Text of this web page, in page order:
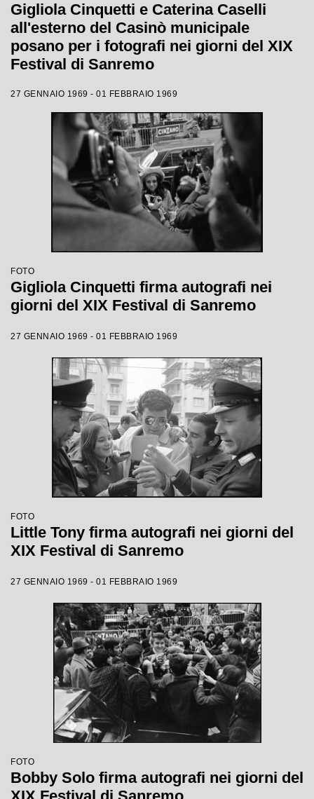
Gigliola Cinquetti e Caterina Caselli
all'esterno del Casinò municipale
posano per i fotografi nei giorni del XIX
Festival di Sanremo
27 GENNAIO 1969 - 01 FEBBRAIO 1969
FOTO
Gigliola Cinquetti firma autografi nei
giorni del XIX Festival di Sanremo
27 GENNAIO 1969 - 01 FEBBRAIO 1969
FOTO
Little Tony firma autografi nei giorni del
XIX Festival di Sanremo
27 GENNAIO 1969 - 01 FEBBRAIO 1969
FOTO
Bobby Solo firma autografi nei giorni del